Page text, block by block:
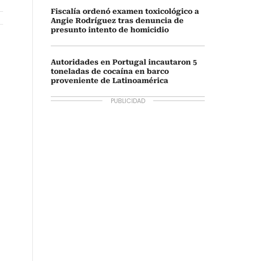
Fiscalía ordenó examen toxicológico a
Angie Rodríguez tras denuncia de
presunto intento de homicidio
Autoridades en Portugal incautaron 5
toneladas de cocaína en barco
proveniente de Latinoamérica